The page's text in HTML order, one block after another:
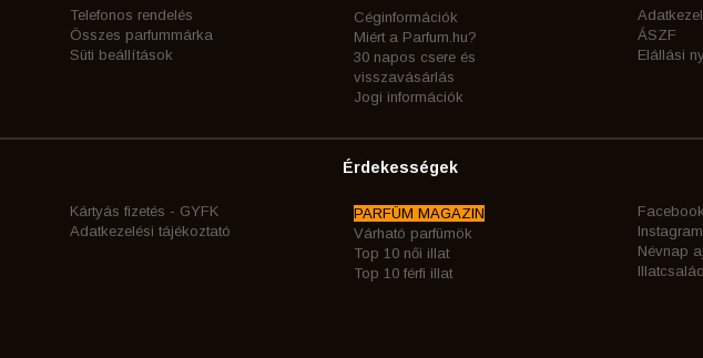
Telefonos rendelés
Összes parfummárka
Süti beállítások
Céginformációk
Miért a Parfum.hu?
30 napos csere és
visszavásárlás
Jogi információk
ÁSZF
Elállási
Kártyás fizetés - GYFK
Adatkezelési tájékoztató
Érdekességek
PARFÜM MAGAZIN
Várható parfümök
Top 10 női illat
Top 10 férfi illat
Facebook
Instagram
Névnap